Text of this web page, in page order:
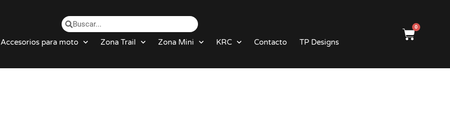
Accesorios para moto Zona Trail Zona Mini KRC Contacto TP Designs
0